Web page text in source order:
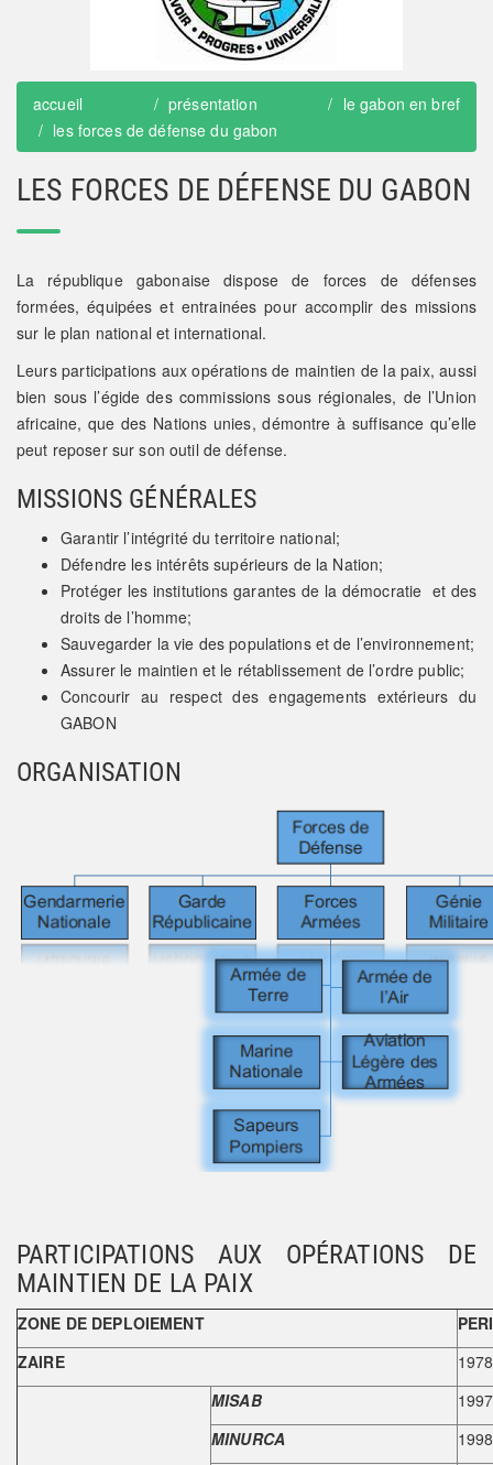
accueil présentation
le gabon en bref
les forces de défense du gabon
LES FORCES DE DÉFENSE DU GABON
La république gabonaise dispose de forces de défenses
formées, équipées et entrainées pour accomplir des missions
sur le plan national et international.
Leurs participations aux opérations de maintien de la paix, aussi
bien sous l’égide des commissions sous régionales, de l’Union
africaine, que des Nations unies, démontre à suffisance qu’elle
peut reposer sur son outil de défense.
MISSIONS GÉNÉRALES
Garantir l’intégrité du territoire national;
Défendre les intérêts supérieurs de la Nation;
Protéger les institutions garantes de la démocratie et des
droits de l’homme;
Sauvegarder la vie des populations et de l’environnement;
Assurer le maintien et le rétablissement de l’ordre public;
Concourir au respect des engagements extérieurs du
GABON
ORGANISATION
PARTICIPATIONS AUX OPÉRATIONS DE
MAINTIEN DE LA PAIX
ZONE DE DEPLOIEMENT
ZAIRE
1978
MISAB
MINURCA